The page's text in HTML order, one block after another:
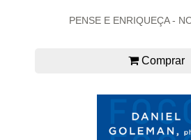
PENSE E ENRIQUEÇA -
Comprar